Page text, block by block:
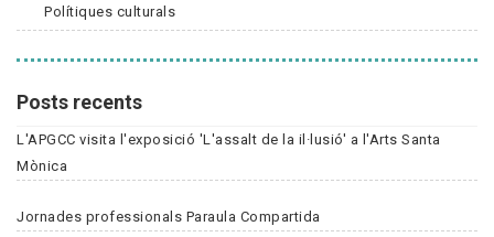
Polítiques culturals
Posts recents
L'APGCC visita l'exposició 'L'assalt de la il·lusió' a l'Arts Santa
Mònica
Jornades professionals Paraula Compartida